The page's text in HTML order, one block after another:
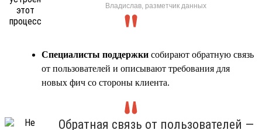
Владислав, разметчик данных
Специалисты поддержки собирают обратную связь
от пользователей и описывают требования для
новых фич со стороны клиента.
Обратная связь от пользователей —